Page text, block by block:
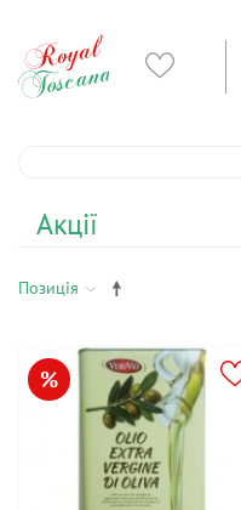
Акції
Позиція
%